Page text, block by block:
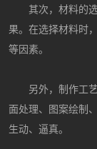
其次，材料的
果。在选择材料时
等因素。
另外，制作工
面处理、图案绘制
生动、逼真。